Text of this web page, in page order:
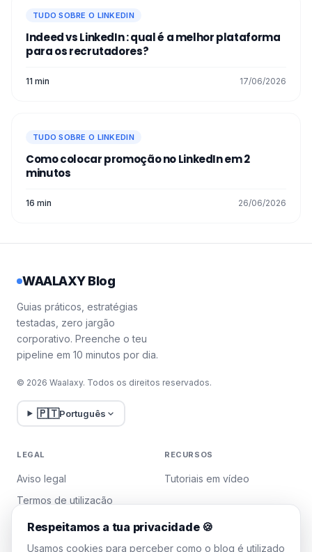
TUDO SOBRE O LINKEDIN
Indeed vs LinkedIn : qual é a melhor plataforma
para os recrutadores?
11 min 17/06/2026
TUDO SOBRE O LINKEDIN
Como colocar promoção no LinkedIn em 2
minutos
16 min 26/06/2026
WAALAXY Blog
Guias práticos, estratégias
testadas, zero jargão
corporativo. Preenche o teu
pipeline em 10 minutos por dia.
© 2026 Waalaxy. Todos os direitos reservados.
🇵🇹Português
LEGAL
Aviso legal
Termos de utilização
Política de privacidade
Gerir cookies
RECURSOS
Tutoriais em vídeo
Respeitamos a tua privacidade 🍪
Usamos cookies para perceber como o blog é utilizado